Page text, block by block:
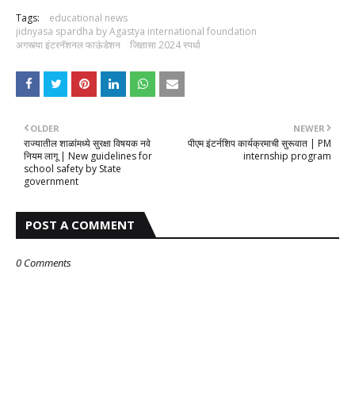
Tags:
educational news
jidnyasa spardha by Agastya international foundation
अगस्त्या इंटरनॅशनल फाऊंडेशन
जिज्ञासा 2024 स्पर्धा
NEWER
पीएम इंटर्नशिप कार्यक्रमाची सुरूवात | PM
internship program
OLDER
राज्यातील शाळांमध्ये सुरक्षा विषयक नवे
नियम लागू | New guidelines for
school safety by State
government
POST A COMMENT
0 Comments